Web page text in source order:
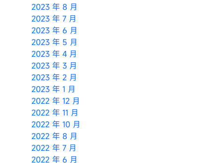
2023 年 8 月
2023 年 7 月
2023 年 6 月
2023 年 5 月
2023 年 4 月
2023 年 3 月
2023 年 2 月
2023 年 1 月
2022 年 12 月
2022 年 11 月
2022 年 10 月
2022 年 8 月
2022 年 7 月
2022 年 6 月